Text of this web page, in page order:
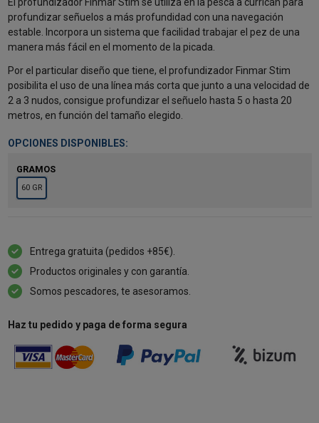
El profundizador Finmar Stim se utiliza en la pesca a curricán para
profundizar señuelos a más profundidad con una navegación
estable. Incorpora un sistema que facilidad trabajar el pez de una
manera más fácil en el momento de la picada.
Por el particular diseño que tiene, el profundizador Finmar Stim
posibilita el uso de una línea más corta que junto a una velocidad de
2 a 3 nudos, consigue profundizar el señuelo hasta 5 o hasta 20
metros, en función del tamaño elegido.
OPCIONES DISPONIBLES:
GRAMOS
60 GR
Entrega gratuita (pedidos +85€).
Productos originales y con garantía.
Somos pescadores, te asesoramos.
Haz tu pedido y paga de forma segura